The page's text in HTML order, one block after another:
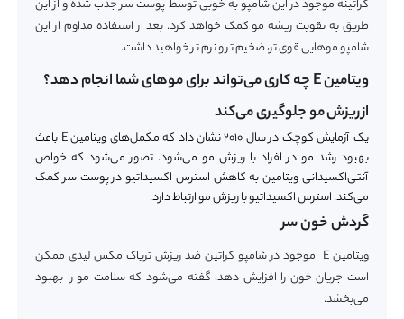
کراتینه موجود در این شامپو به خوبی توسط پوست سر جذب شده و از این
طریق به تقویت ریشه مو کمک خواهد کرد. بعد از استفاده مداوم از این
شامپو موهایی قوی تر، ضخیم تر و نرم تر خواهید داشت.
ویتامین E چه کاری می‌تواند برای موهای شما انجام دهد؟
ازریزشمو جلوگیری می‌کند
یک آزمایش کوچک در سال ۲۰۱۰ نشان داد که مکمل‌های ویتامین E باعث
بهبود رشد مو در افراد با ریزش مو می‌شود. تصور می‌شود که خواص
آنتی‌اکسیدانی ویتامین به کاهش استرس اکسیداتیو در پوست سر کمک
می‌کند. استرس اکسیداتیو با ریزش مو ارتباط دارد.
گردش خون سر
ویتامین E موجود در شامپو کراتین ضد ریزش تریاک مکس لیدی ممکن
است جریان خون را افزایش دهد، گفته می‌شود که سلامت مو را بهبود
می‌بخشد.